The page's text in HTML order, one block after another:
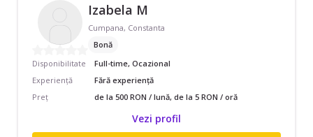
Izabela M
Cumpana, Constanta
Bonă
Disponibilitate
Full-time, Ocazional
Experiență
Fără experiență
Preț
de la 500 RON / lună, de la 5 RON / oră
Vezi profil